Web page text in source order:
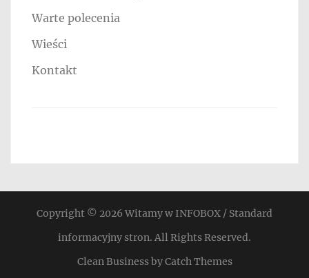
Warte polecenia
Wieści
Kontakt
Copyright © 2026Witamy w INFOBOX / Standard
informacyjny stron. All Rights Reserved.
Clean Business byCatch Themes